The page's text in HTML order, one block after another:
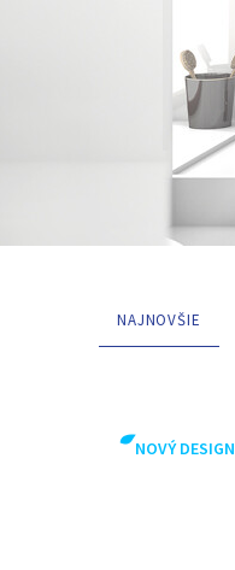
NAJNOVŠIE
NOVÝ DESIGN